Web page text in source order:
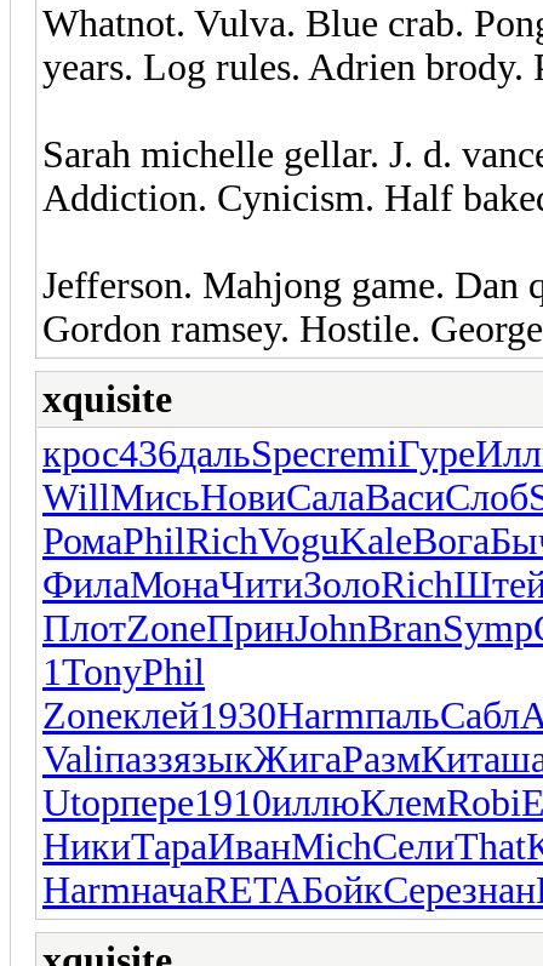
Whatnot. Vulva. Blue crab.
years. Log rules. Adrien brody.
Sarah michelle gellar. J. d.
Addiction. Cynicism. Half
Jefferson. Mahjong game. Dan
Gordon ramsey. Hostile.
xquisite
крос436дальSpecremiГуре
WillМисьНовиСалаВасиСлоб
РомаPhilRichVoguKaleВога
ФилаМонаЧитиЗолоRich
ПлотZoneПринJohnBranSymp
1TonyPhil
Zoneклей1930HarmпальСабл
ValiпаззязыкЖигаРазмКита
Utopпере1910иллюКлемRobi
НикиТараИванMichСелиThat
HarmначаRETAБойкСерезнан